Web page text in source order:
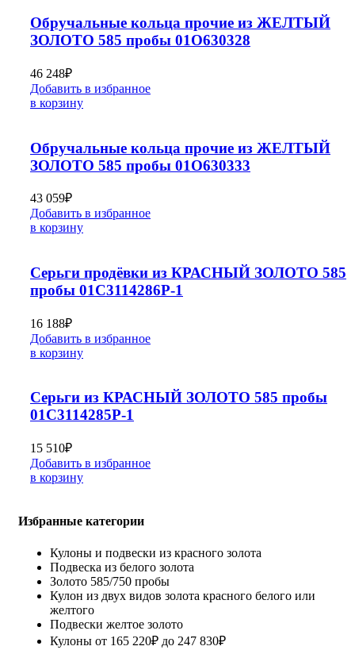
Обручальные кольца прочие из ЖЕЛТЫЙ
ЗОЛОТО 585 пробы 01О630328
46 248₽
Добавить в избранное
в корзину
Обручальные кольца прочие из ЖЕЛТЫЙ
ЗОЛОТО 585 пробы 01О630333
43 059₽
Добавить в избранное
в корзину
Серьги продёвки из КРАСНЫЙ ЗОЛОТО 585
пробы 01С3114286Р-1
16 188₽
Добавить в избранное
в корзину
Серьги из КРАСНЫЙ ЗОЛОТО 585 пробы
01С3114285Р-1
15 510₽
Добавить в избранное
в корзину
Избранные категории
Кулоны и подвески из красного золота
Подвеска из белого золота
Золото 585/750 пробы
Кулон из двух видов золота красного белого или
желтого
Подвески желтое золото
Кулоны от 165 220₽ до 247 830₽